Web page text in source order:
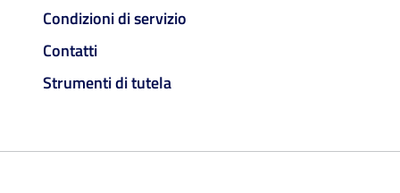
Condizioni di servizio
Contatti
Strumenti di tutela